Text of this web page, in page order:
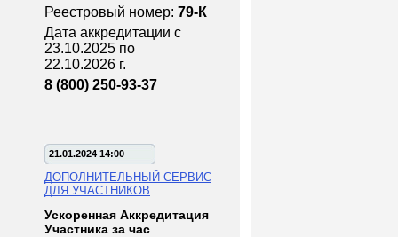
Реестровый номер: 79-К
Дата аккредитации с
23.10.2025 по
22.10.2026 г.
8 (800) 250-93-37
21.01.2024 14:00
ДОПОЛНИТЕЛЬНЫЙ СЕРВИС
ДЛЯ УЧАСТНИКОВ
Ускоренная Аккредитация
Участника за час